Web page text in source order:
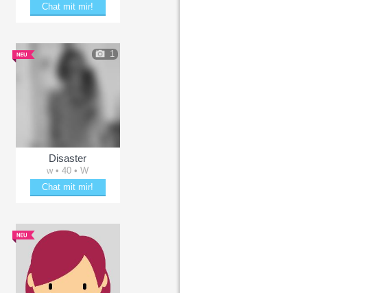
Chat mit mir!
1
Disaster
w • 40 • W
Chat mit mir!